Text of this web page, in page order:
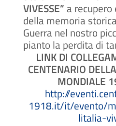
VIVESSE” a
della memoria
Guerra nel nostro
pianto la perdita di
LINK DI
CENTENARIO
MONDIALE
http://
1918.it/it/evento/
litalia-